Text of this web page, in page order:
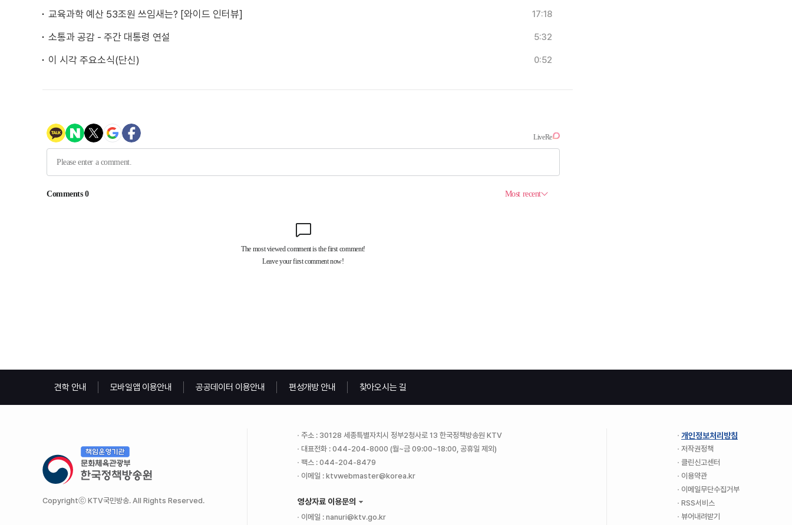
교육과학 예산 53조원 쓰임새는? [와이드 인터뷰] 17:18
소통과 공감 - 주간 대통령 연설 5:32
이 시각 주요소식(단신) 0:52
견학 안내 모바일앱 이용안내 공공데이터 이용안내 편성개방 안내 찾아오시는 길
Copyrightⓒ KTV국민방송. All Rights Reserved.
주소 : 30128 세종특별자치시 정부2청사로 13 한국정책방송원 KTV
대표전화 : 044-204-8000 (월~금 09:00~18:00, 공휴일 제외)
팩스 : 044-204-8479
이메일 : ktvwebmaster@korea.kr
영상자료 이용문의
이메일 : nanuri@ktv.go.kr
개인정보처리방침
저작권정책
클린신고센터
이용약관
이메일무단수집거부
RSS서비스
뷰어내려받기